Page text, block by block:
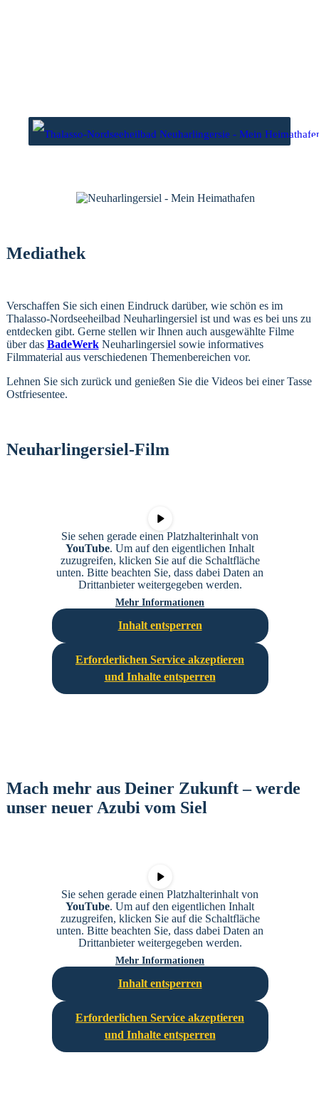
Mediathek
Verschaffen Sie sich einen Eindruck darüber, wie schön es im
Thalasso-Nordseeheilbad Neuharlingersiel ist und was es bei uns zu
entdecken gibt. Gerne stellen wir Ihnen auch ausgewählte Filme
über das BadeWerkNeuharlingersiel sowie informatives
Filmmaterial aus verschiedenen Themenbereichen vor.
Lehnen Sie sich zurück und genießen Sie die Videos bei einer Tasse
Ostfriesentee.
Neuharlingersiel-Film
Sie sehen gerade einen Platzhalterinhalt von
YouTube. Um auf den eigentlichen Inhalt
zuzugreifen, klicken Sie auf die Schaltfläche
unten. Bitte beachten Sie, dass dabei Daten an
Drittanbieter weitergegeben werden.
Mehr Informationen
Inhalt entsperren
Erforderlichen Service akzeptieren
und Inhalte entsperren
Mach mehr aus Deiner Zukunft – werde
unser neuer Azubi vom Siel
Sie sehen gerade einen Platzhalterinhalt von
YouTube. Um auf den eigentlichen Inhalt
zuzugreifen, klicken Sie auf die Schaltfläche
unten. Bitte beachten Sie, dass dabei Daten an
Drittanbieter weitergegeben werden.
Mehr Informationen
Inhalt entsperren
Erforderlichen Service akzeptieren
und Inhalte entsperren